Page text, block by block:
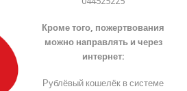
Кроме того, пожертвования
можно направлять и через
интернет:
Рублёвый кошелёк в системе